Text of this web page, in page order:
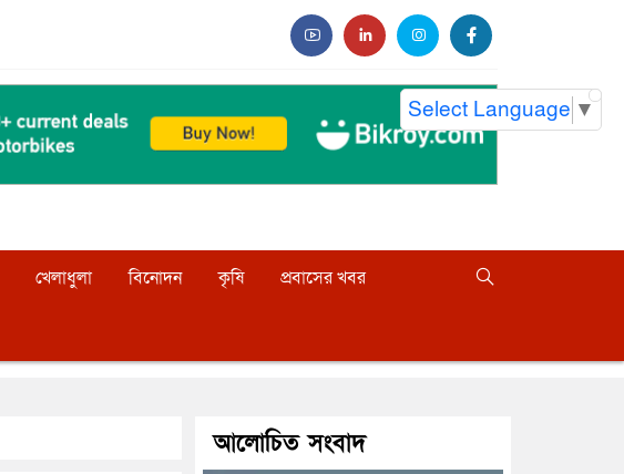
Select Language ▼
খেলাধুলা বিনোদন কৃষি প্রবাসের খবর
আলোচিত সংবাদ